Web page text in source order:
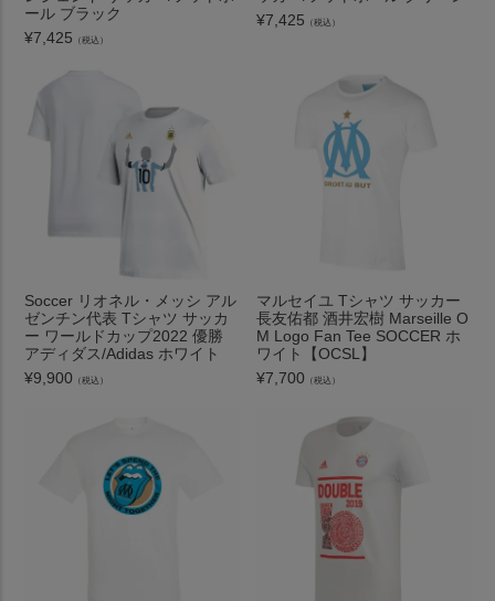
ール ブラック
¥7,425 （税込）
¥7,425 （税込）
Soccer リオネル・メッシ アル
ゼンチン代表 Tシャツ サッカ
ー ワールドカップ2022 優勝
アディダス/Adidas ホワイト
¥9,900 （税込）
マルセイユ Tシャツ サッカー
長友佑都 酒井宏樹 Marseille O
M Logo Fan Tee SOCCER ホ
ワイト【OCSL】
¥7,700 （税込）